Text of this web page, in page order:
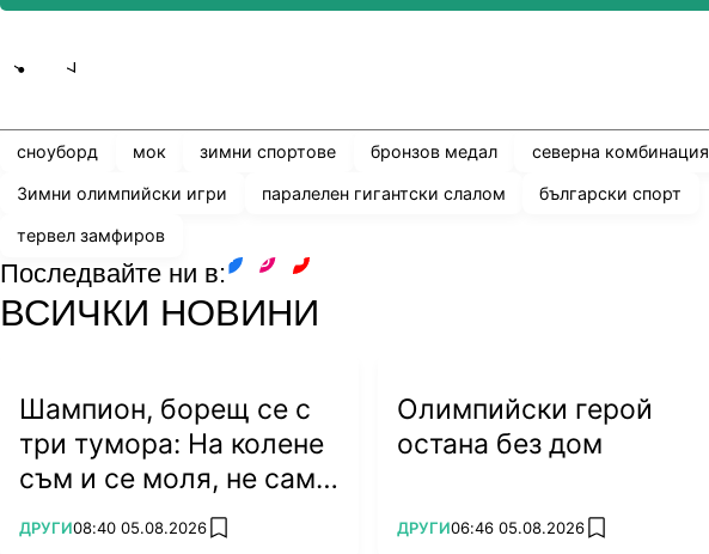
сноуборд мок зимни спортове бронзов медал северна комбинация
Зимни олимпийски игри паралелен гигантски слалом български спорт
тервел замфиров
Последвайте ни в:
ВСИЧКИ НОВИНИ
Шампион, борещ се с
три тумора: На колене
съм и се моля, не само
за живота си...
ПОВЕЧЕ ОТ
ДРУГИ08:40 05.08.2026 add favorites
Олимпийски герой
остана без дом
ПОВЕЧЕ ОТ
ДРУГИ06:46 05.08.2026 add favorites